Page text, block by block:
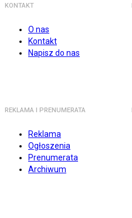
KONTAKT
O nas
Kontakt
Napisz do nas
REKLAMA I PRENUMERATA
Reklama
Ogłoszenia
Prenumerata
Archiwum